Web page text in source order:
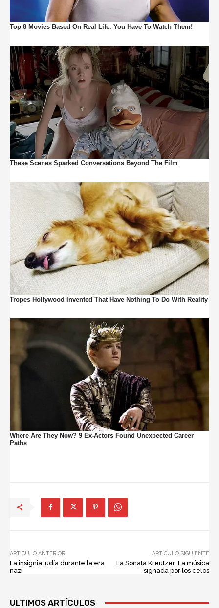
ARTÍCULO ANTERIOR
La insignia judía durante la era
nazi
ARTÍCULO SIGUIENTE
La Sonata Kreutzer: La música
signada por los celos
ULTIMOS ARTÍCULOS